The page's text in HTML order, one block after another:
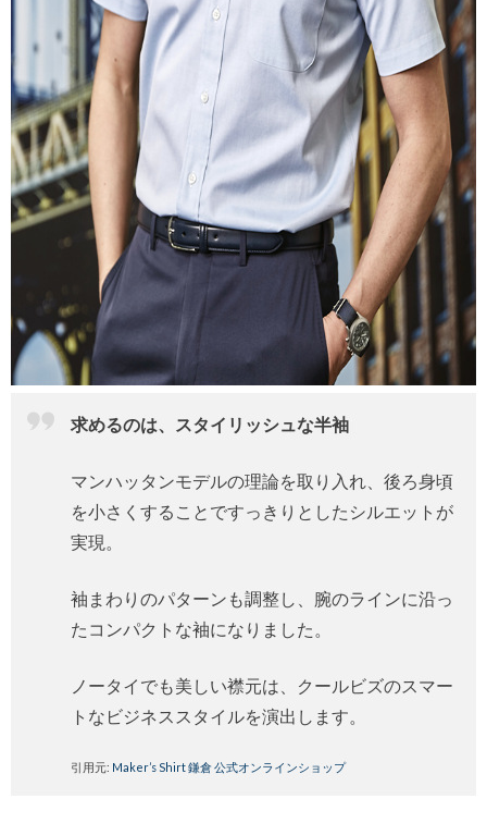
求めるのは、スタイリッシュな半袖
マンハッタンモデルの理論を取り入れ、後ろ身頃
を小さくすることですっきりとしたシルエットが
実現。
袖まわりのパターンも調整し、腕のラインに沿っ
たコンパクトな袖になりました。
ノータイでも美しい襟元は、クールビズのスマー
トなビジネススタイルを演出します。
引用元: Maker’s Shirt 鎌倉 公式オンラインショップ